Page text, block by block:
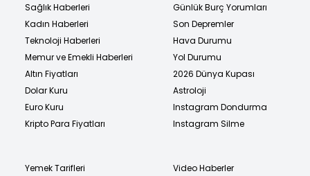
Sağlık Haberleri
Kadın Haberleri
Teknoloji Haberleri
Memur ve Emekli Haberleri
Altın Fiyatları
Dolar Kuru
Euro Kuru
Kripto Para Fiyatları
Günlük Burç Yorumları
Son Depremler
Hava Durumu
Yol Durumu
2026 Dünya Kupası
Astroloji
Instagram Dondurma
Instagram Silme
Yemek Tarifleri
Video Haberler